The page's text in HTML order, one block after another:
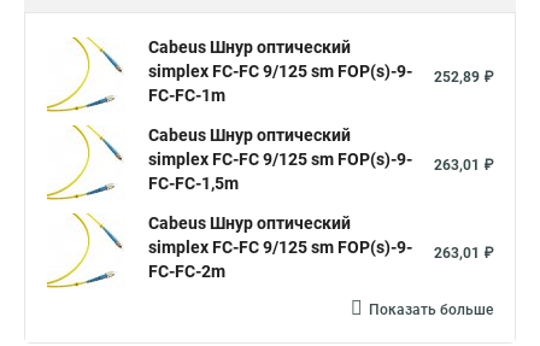
Cabeus Шнур оптический
simplex FC-FC 9/125 sm FOP(s)-9-
FC-FC-1m
252,89 ₽
Cabeus Шнур оптический
simplex FC-FC 9/125 sm FOP(s)-9-
FC-FC-1,5m
263,01 ₽
Cabeus Шнур оптический
simplex FC-FC 9/125 sm FOP(s)-9-
FC-FC-2m
263,01 ₽
Показать больше